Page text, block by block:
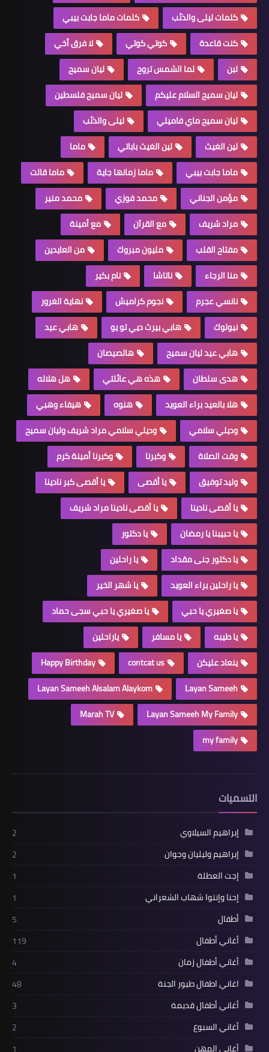
كلمات ليلى والذئب
كلمات ماما جابت بيبي
كنت قاعدة
كوتي كوتي
لا فرق أخي
لبن
لما الشمس تروح
ليان سميح
ليان سميح السلام عليكم
ليان سميح فلسطين
ليان سميح ماي فاميلي
ليلى والذئب
لين الغيث
لين الغيث باباتي
ماما
ماما جابت بيبي
ماما زمانها جاية
ماما قالت
مؤمن الجناني
محمد فوزي
محمد منير
مراد شريف
مع القرآن
مع أمينة
مفتاح القلب
مليون مبروك
من العايدين
منا الرجاء
ناتاشا
نام بكير
نانسي عجرم
نجوم كراميش
نهاية الغرور
نيولوك
هابي بيرث ديي تو يو
هابي عيد
هابي عيد ليان سميح
هالصيصان
هدى سلطان
هذه هي عائلتي
هل هلاله
هلا بالعيد براء العويد
هنوه
هيفاء وهبي
وديلي سلامي
وديلي سلامي مراد شريف وليان سميح
وقت الصلاة
وكبرنا
وكبرنا أمينة كرم
وليد توفيق
يا أقصى
يا أقصى كبر نادينا
يا أقصى نادينا
يا أقصى نادينا مراد شريف
يا حبيبنا يا رمضان
يا دكتور
يا دكتور جنى مقداد
يا راحلين
يا راحلين براء العويد
يا شهر الخير
يا صغيري يا حبي
يا صغيري يا حبي سجى حماد
يا طيبه
يا مسافر
ياراحلين
ينعاد عليكن
contcat us
Happy Birthday
Layan Sameeh
Layan Sameeh Alsalam Alaykom
Layan Sameeh My Family
Marah TV
my family
التسميات
إبراهيم السيلاوي
2
إبراهيم وليليان وجوان
2
إجت العطلة
1
إحنا وإنتوا شهاب الشعراني
1
أطفال
5
أغاني أطفال
119
أغاني أطفال زمان
4
اغاني اطفال طيور الجنة
48
أغاني أطفال قديمة
3
أغاني السبوع
2
أغاني المهن
1